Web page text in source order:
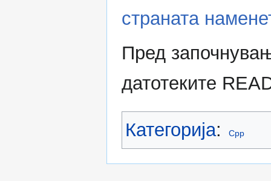
страната
Пред
датотеките
Категорија: Cpp